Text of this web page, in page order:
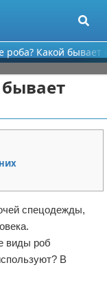
роба? Какой бывает
спецодежды,
виды роб
В